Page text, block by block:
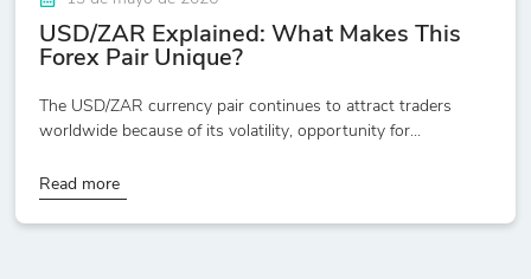
USD/ZAR Explained: What Makes This
Forex Pair Unique?
The USD/ZAR currency pair continues to attract traders
worldwide because of its volatility, opportunity for...
Read more